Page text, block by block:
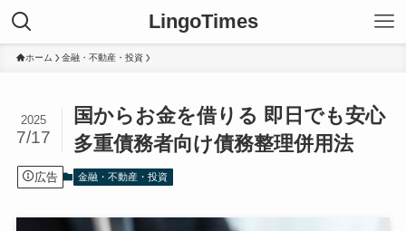
LingoTimes
ホーム 金融・不動産・投資
国からお金を借りる 即日でも安心
多重債務者向け債務整理併用法
2025
7/17
広告 金融・不動産・投資